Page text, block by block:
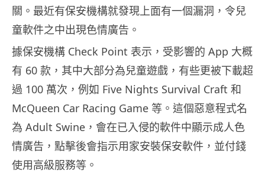
關。最近有保安機構就發現上面有一個漏洞，令兒
童軟件之中出現色情廣告。
據保安機構 Check Point 表示，受影響的 App 大概
有 60 款，其中大部分為兒童遊戲，有些更被下載超
過 100 萬次，例如 Five Nights Survival Craft 和
McQueen Car Racing Game 等。這個惡意程式名
為 Adult Swine，會在已入侵的軟件中顯示成人色
情廣告，點擊後會指示用家安裝保安軟件，並付錢
使用高級服務等。